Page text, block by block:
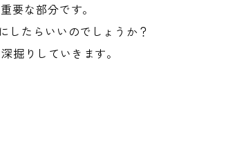
要な部分です。
したらいいのでしょうか？
掘りしていきます。